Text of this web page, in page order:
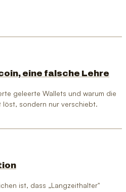
eine falsche Lehre
geleerte Wallets und warum die
löst, sondern nur verschiebt.
ist, dass „Langzeithalter"